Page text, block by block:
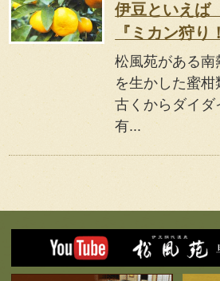
伊豆といえ
『ミカン狩り
松風苑がある南
を生かした蜜柑
古くからダイダ
有...